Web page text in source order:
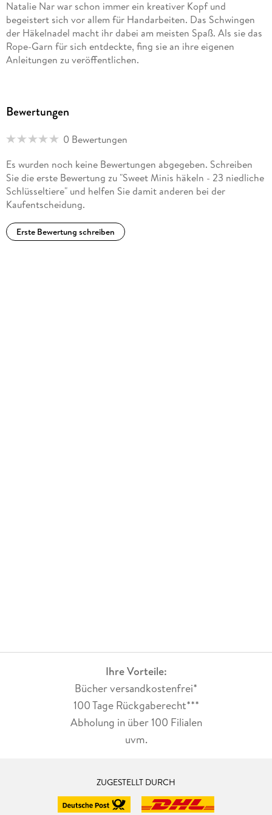
Natalie Nar war schon immer ein kreativer Kopf und
begeistert sich vor allem für Handarbeiten. Das Schwingen
der Häkelnadel macht ihr dabei am meisten Spaß. Als sie das
Rope-Garn für sich entdeckte, fing sie an ihre eigenen
Anleitungen zu veröffentlichen.
Instagram (@haekelgedoens) hält sie ihre Community auf
Bewertungen
0 Bewertungen
Es wurden noch keine Bewertungen abgegeben. Schreiben
Sie die erste Bewertung zu "Sweet Minis häkeln - 23 niedliche
Schlüsseltiere" und helfen Sie damit anderen bei der
Kaufentscheidung.
Erste Bewertung schreiben
Ihre Vorteile:
Bücher versandkostenfrei*
100 Tage Rückgaberecht***
Abholung in über 100 Filialen
uvm.
ZUGESTELLT DURCH